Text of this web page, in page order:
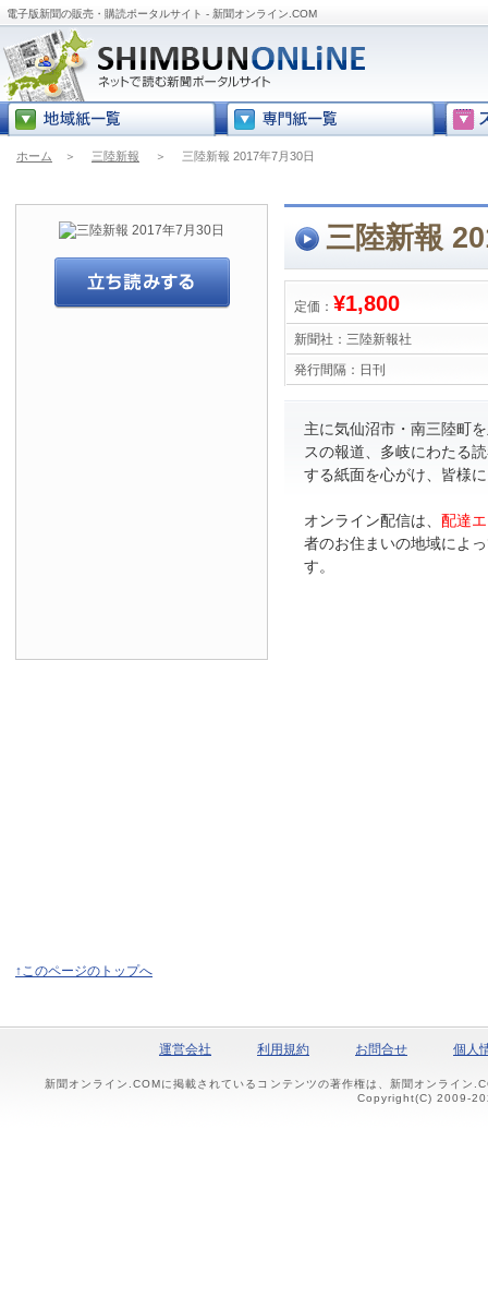
電子版新聞の販売・購読ポータルサイト - 新聞オンライン.COM
ホーム ＞ 三陸新報 ＞ 三陸新報 2017年7月30日
三陸新報
定価： ¥1,800
新聞社： 三陸新報社
発行間隔： 日刊
主に気仙沼市・南三陸町
スの報道、多岐にわたる
する紙面を心がけ、皆様
オンライン配信は、 配達
者のお住まいの地域によ
す。
↑このページのトップへ
運営会社 利用規約 お問合せ 個人
新聞オンライン.COMに掲載されているコンテンツの著作権は、新聞オンライン
Copyright(C) 2009-